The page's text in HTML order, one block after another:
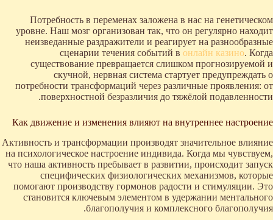
Потребность в переменах заложена в нас на генетическом
уровне. Наш мозг организован так, что он регулярно находит
неизведанные раздражители и реагирует на разнообразные
сценарии течения событий в онлайн казино. Когда
существование превращается слишком прогнозируемой и
скучной, нервная система стартует предупреждать о
потребности трансформаций через различные проявления: от
поверхностной безразличия до тяжёлой подавленности.
Как движение и изменения влияют на внутреннее настроение
Активность и трансформации производят значительное влияние
на психологическое настроение индивида. Когда мы чувствуем,
что наша активность пребывает в развитии, происходит запуск
специфических физиологических механизмов, которые
помогают производству гормонов радости и стимуляции. Это
становится ключевым элементом в удержании ментального
благополучия и комплексного благополучия.